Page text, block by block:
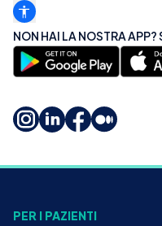
NON HAI LA NOSTRA
PER I PAZIENTI